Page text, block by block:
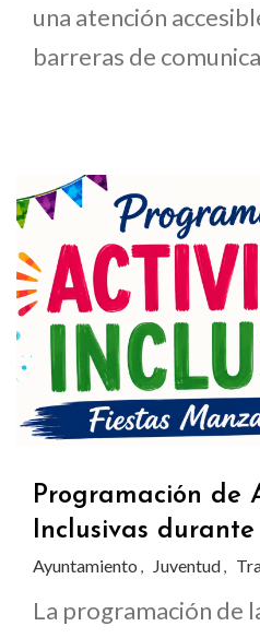
una atención
barreras de
Programación de
Inclusivas
Ayuntamiento , Juventud,
La programación de